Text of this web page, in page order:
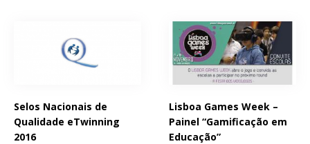
Selos Nacionais de
Qualidade eTwinning
2016
Lisboa Games Week –
Painel “Gamificação em
Educação”
Páginas